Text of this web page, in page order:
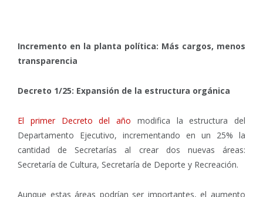
Incremento en la planta política: Más cargos, menos
transparencia
Decreto 1/25: Expansión de la estructura orgánica
El primer Decreto del año modifica la estructura del
Departamento Ejecutivo, incrementando en un 25% la
cantidad de Secretarías al crear dos nuevas áreas:
Secretaría de Cultura, Secretaría de Deporte y Recreación.
Aunque estas áreas podrían ser importantes, el aumento